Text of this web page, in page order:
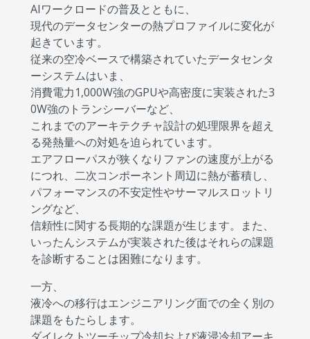
AIワークロードの普及とともに、
現代のデータセンターの熱プロファイルに変化が
起きています。
従来の空冷ベースで構築されていたデータセンタ
ーシステムはいま、
消費電力1,000W強のGPUや高密度に実装された3
0W強のトランシーバーなど、
これまでのアーキテクチャ設計の処理限界を超え
る発熱量への対処を迫られています。
エアフローパスが狭くなりファンの速度が上がる
につれ、二次コンポーネント周辺に熱が蓄積し、
パフォーマンスの不安定性やサーマルスロットリ
ングなど、
信頼性に関する長期的な課題が生じます。また、
いったんシステムが実装された後はそれらの課題
を診断することは困難になります。
一方、
液冷への移行はエンジニアリング面での全く別の
課題をもたらします。